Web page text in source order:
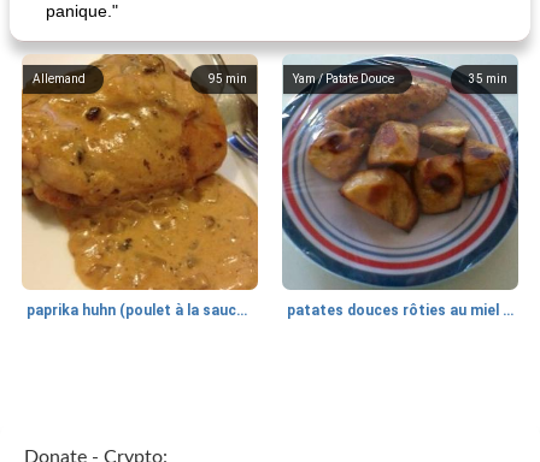
panique."
95 min
Allemand
paprika huhn (poulet à la sauce paprika).
35 min
Yam / Patate Douce
patates douces rôties au miel / kumara
Donate - Crypto: